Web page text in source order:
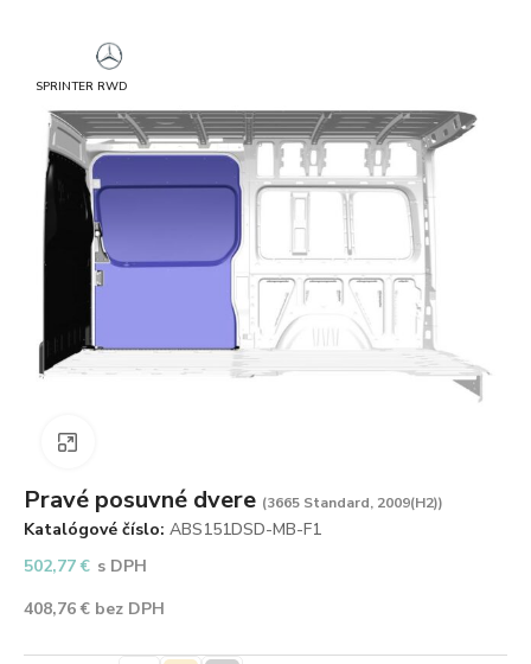
SPRINTER RWD
Pravé posuvné dvere (3665 Standard, 2009(H2))
Katalógové číslo: ABS151DSD-MB-F1
502,77€ s DPH
408,76€ bez DPH